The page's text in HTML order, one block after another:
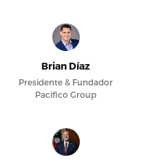
Brian Díaz
Presidente & Fundador
Pacifico Group